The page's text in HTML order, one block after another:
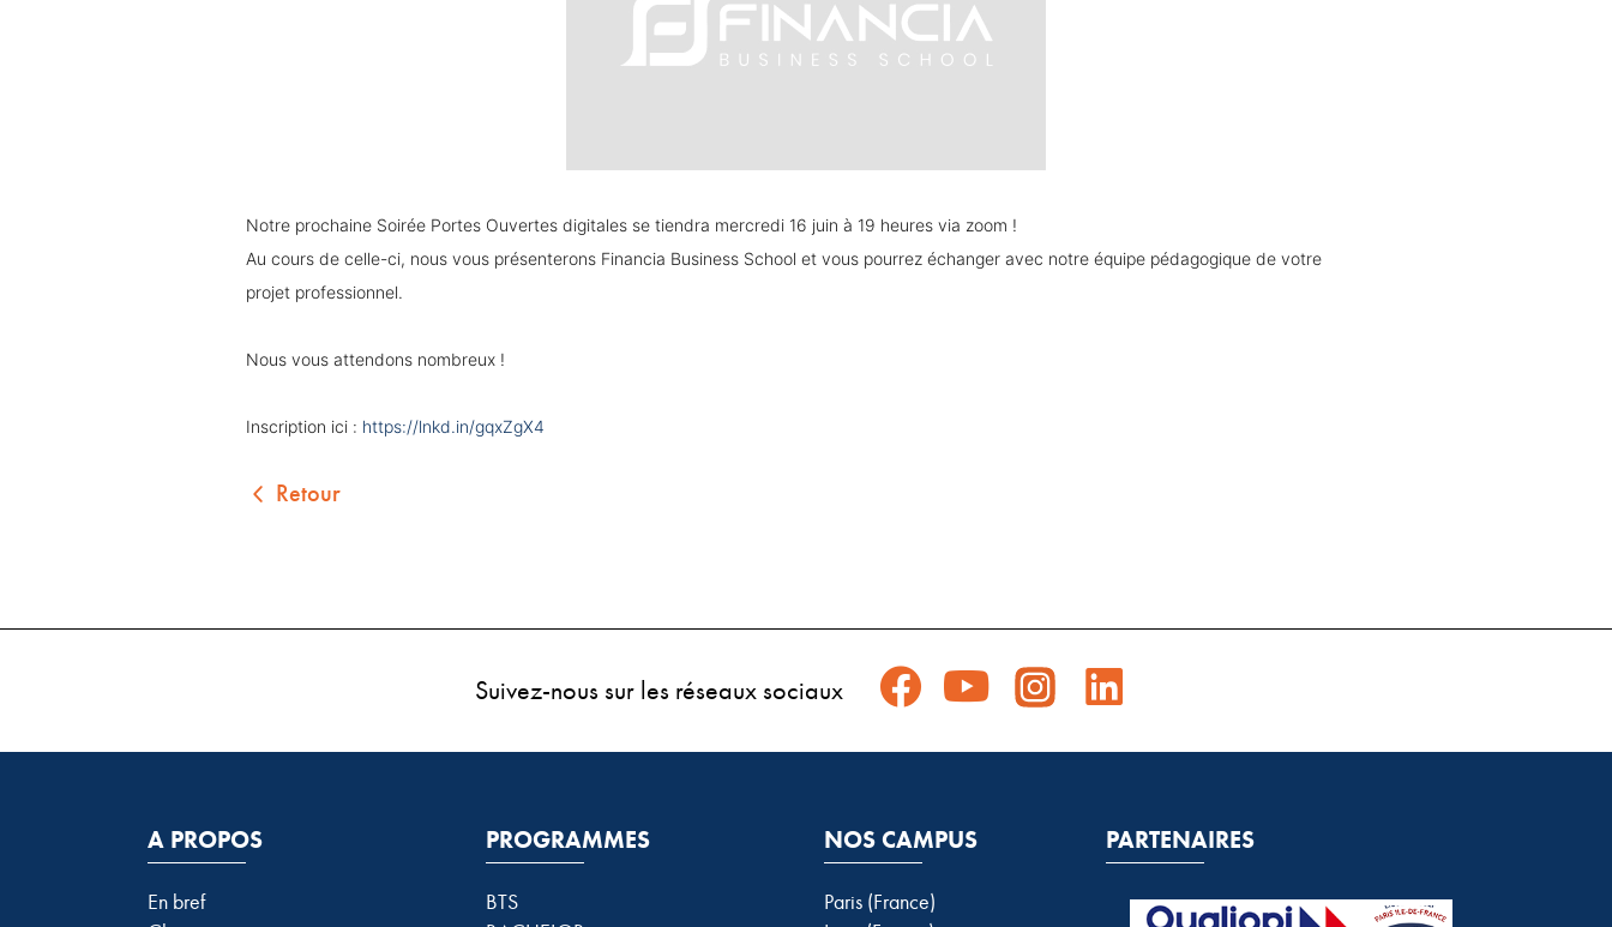
Notre prochaine Soirée Portes Ouvertes digitales se tiendra mercredi 16 juin à 19 heures via zoom !
Au cours de celle-ci, nous vous présenterons Financia Business School et vous pourrez échanger avec notre équipe pédagogique de votre
projet professionnel.
Nous vous attendons nombreux !
Inscription ici : https://lnkd.in/gqxZgX4
Retour
Suivez-nous sur les réseaux sociaux
A PROPOS
En bref
PROGRAMMES
BTS
NOS CAMPUS
Paris (France)
PARTENAIRES